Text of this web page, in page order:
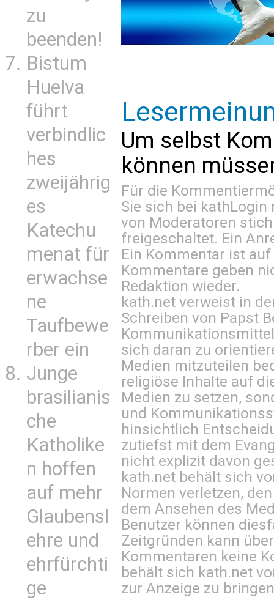
zu
beenden!
Bistum
Huelva
führt
verbindlic
hes
zweijährig
es
Katechu
menat für
erwachse
ne
Taufbewe
rber ein
Junge
brasilianis
che
Katholike
n hoffen
auf mehr
Glaubensl
ehre und
ehrfürchti
ge
Um selbst
können
Für die
Sie sich bei kathLogin
von Moderatoren
freigeschaltet. Ein
Ein Kommentar ist
Kommentare geben
Redaktion wieder.
kath.net verweist in
Schreiben von Papst
sich daran zu
Medien mitzuteilen
religiöse Inhalte auf
Medien zu setzen,
und
hinsichtlich
zutiefst mit dem
nicht explizit davon
kath.net behält sich
Normen verletzen,
dem Ansehen des
Benutzer können
Zeitgründen kann
Kommentaren keine
behält sich kath.net
zur Anzeige zu